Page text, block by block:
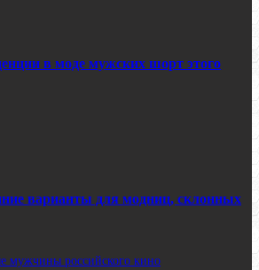
в моде мужских шорт этого
варианты для модниц, склонных